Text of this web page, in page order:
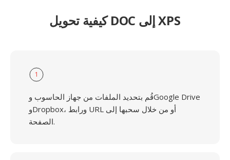
كيفية تحويل DOC إلى XPS
1
قُم بتحديد الملفات من جهاز الحاسوب وGoogle Drive
وDropbox، ورابط URL أو من خلال سحبها إلى
الصفحة.